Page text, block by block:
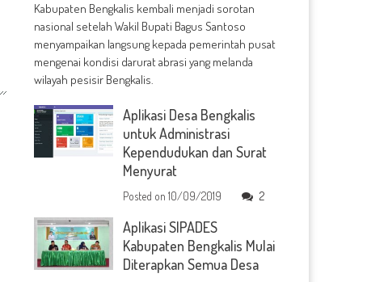
Kabupaten Bengkalis kembali menjadi sorotan
nasional setelah Wakil Bupati Bagus Santoso
menyampaikan langsung kepada pemerintah pusat
mengenai kondisi darurat abrasi yang melanda
wilayah pesisir Bengkalis.
Aplikasi Desa Bengkalis
untuk Administrasi
Kependudukan dan Surat
Menyurat
Posted on10/09/2019 2
Aplikasi SIPADES
Kabupaten Bengkalis Mulai
Diterapkan Semua Desa